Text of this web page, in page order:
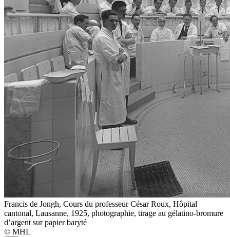
Francis de Jongh, Cours du professeur César Roux, Hôpital
cantonal, Lausanne, 1925, photographie, tirage au gélatino-bromure
d’argent sur papier baryté
© MHL